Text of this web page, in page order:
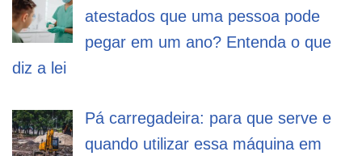
atestados que uma pessoa pode
pegar em um ano? Entenda o que
diz a lei
Pá carregadeira: para que serve e
quando utilizar essa máquina em